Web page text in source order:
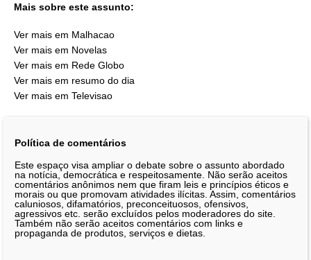
Mais sobre este assunto:
Ver mais em Malhacao
Ver mais em Novelas
Ver mais em Rede Globo
Ver mais em resumo do dia
Ver mais em Televisao
Política de comentários
Este espaço visa ampliar o debate sobre o assunto abordado
na notícia, democrática e respeitosamente. Não serão aceitos
comentários anônimos nem que firam leis e princípios éticos e
morais ou que promovam atividades ilícitas. Assim, comentários
caluniosos, difamatórios, preconceituosos, ofensivos,
agressivos etc. serão excluídos pelos moderadores do site.
Também não serão aceitos comentários com links e
propaganda de produtos, serviços e dietas.